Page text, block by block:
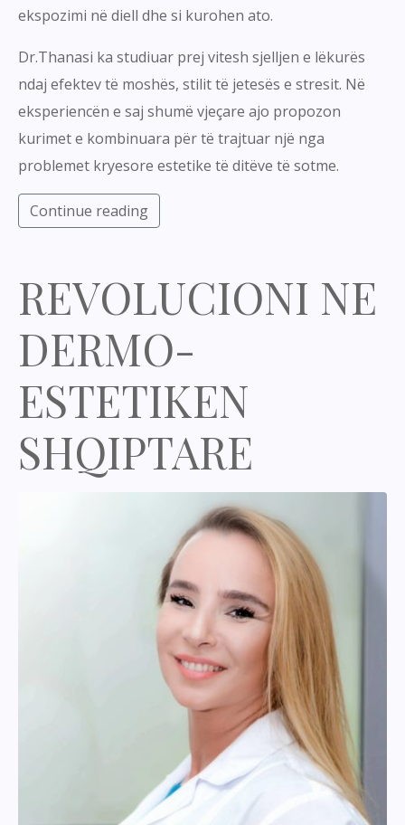
ekspozimi në diell dhe si kurohen ato.
Dr.Thanasi ka studiuar prej vitesh sjelljen e lëkurës
ndaj efektev të moshës, stilit të jetesës e stresit. Në
eksperiencën e saj shumë vjeçare ajo propozon
kurimet e kombinuara për të trajtuar një nga
problemet kryesore estetike të ditëve të sotme.
Continue reading
REVOLUCIONI NE
DERMO-
ESTETIKEN
SHQIPTARE